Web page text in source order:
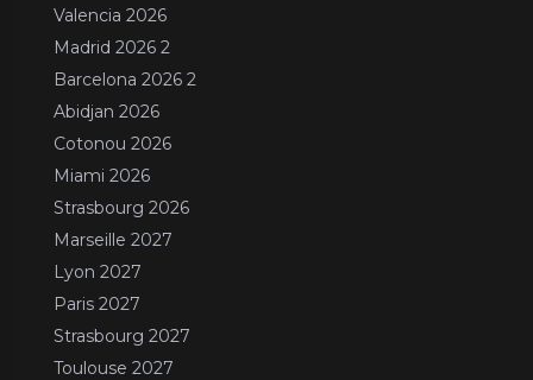
Valencia 2026
Madrid 2026 2
Barcelona 2026 2
Abidjan 2026
Cotonou 2026
Miami 2026
Strasbourg 2026
Marseille 2027
Lyon 2027
Paris 2027
Strasbourg 2027
Toulouse 2027